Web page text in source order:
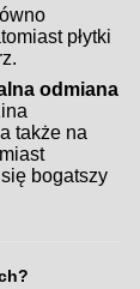
płytki
odmiana
także na
bogatszy